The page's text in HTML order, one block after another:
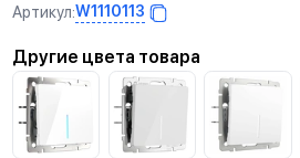
Артикул:W1110113
Другие цвета товара